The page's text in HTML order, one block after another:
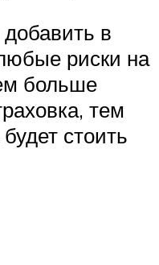
в
риски на
больше
тем
стоить